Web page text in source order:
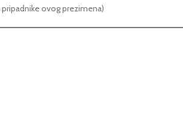
ovog prezimena)